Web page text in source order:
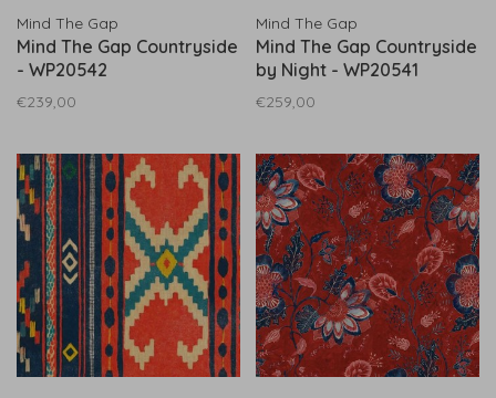
Mind The Gap
Mind The Gap Countryside
- WP20542
€239,00
Mind The Gap
Mind The Gap Countryside
by Night - WP20541
€259,00